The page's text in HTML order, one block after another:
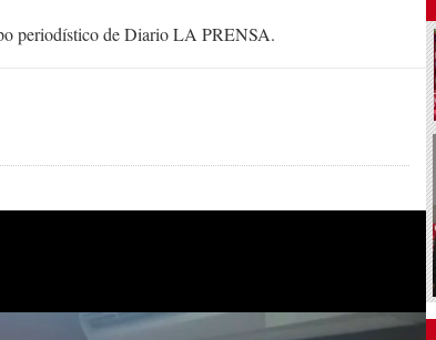
periodístico de Diario LA PRENSA.